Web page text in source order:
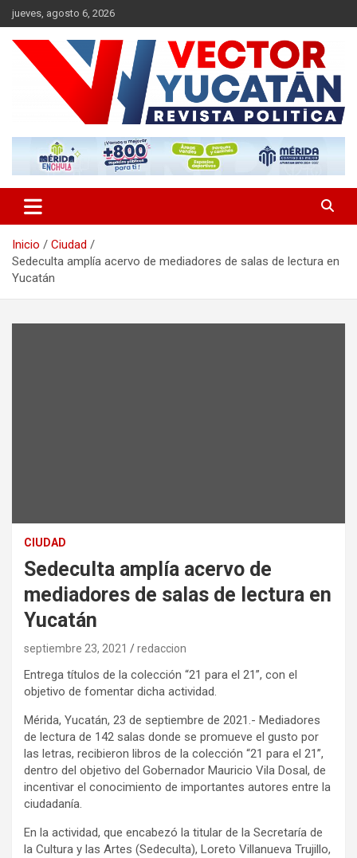
Saltar
al
contenido
jueves, agosto 6, 2026
Vector Yucatán
Inicio
Ciudad
Sedeculta amplía acervo de mediadores de salas de lectura en
Yucatán
CIUDAD
Sedeculta amplía acervo de
mediadores de salas de lectura en
Yucatán
septiembre 23, 2021 redaccion
Entrega títulos de la colección “21 para el 21”, con el
objetivo de fomentar dicha actividad.
Mérida, Yucatán, 23 de septiembre de 2021.- Mediadores
de lectura de 142 salas donde se promueve el gusto por
las letras, recibieron libros de la colección “21 para el 21”,
dentro del objetivo del Gobernador Mauricio Vila Dosal, de
incentivar el conocimiento de importantes autores entre la
ciudadanía.
En la actividad, que encabezó la titular de la Secretaría de
la Cultura y las Artes (Sedeculta), Loreto Villanueva Trujillo,